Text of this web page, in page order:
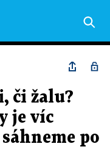
či žalu?
je víc
po